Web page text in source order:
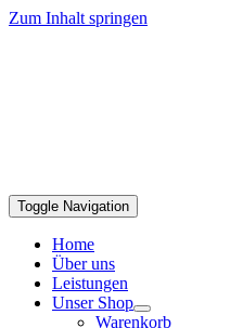
Zum Inhalt springen
Toggle Navigation
Home
Über uns
Leistungen
Unser Shop
Warenkorb